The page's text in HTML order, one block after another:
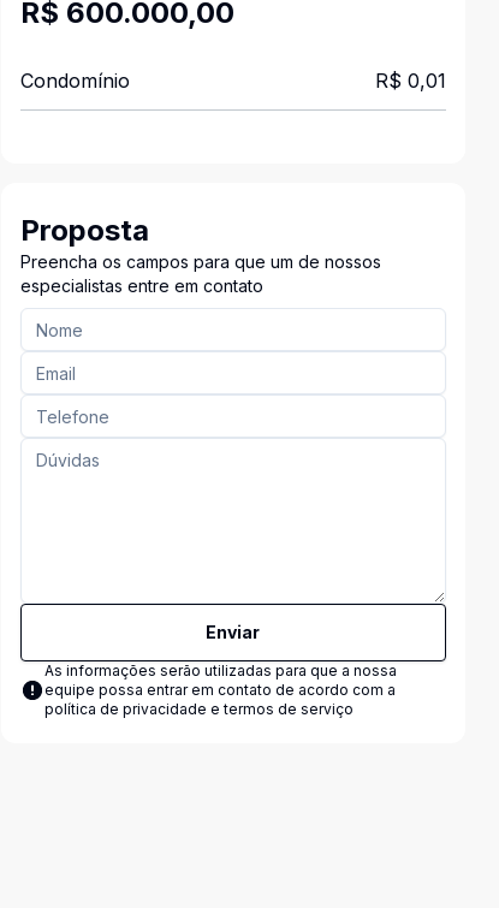
R$ 600.000,00
Condomínio R$ 0,01
Proposta
Preencha os campos para que um de nossos
especialistas entre em contato
Enviar
As informações serão utilizadas para que a nossa
equipe possa entrar em contato de acordo com a
política de privacidade e termos de serviço